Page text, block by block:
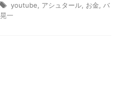
youtube アシュタール お金
バ
一